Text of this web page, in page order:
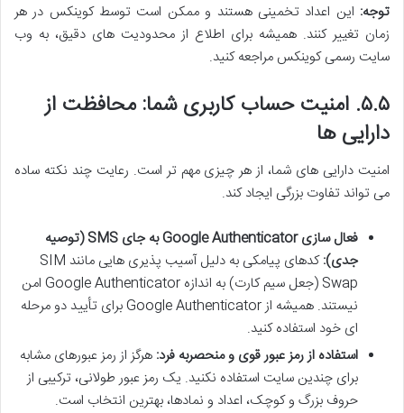
توجه: این اعداد تخمینی هستند و ممکن است توسط کوینکس در هر
زمان تغییر کنند. همیشه برای اطلاع از محدودیت های دقیق، به وب
سایت رسمی کوینکس مراجعه کنید.
۵.۵. امنیت حساب کاربری شما: محافظت از
دارایی ها
امنیت دارایی های شما، از هر چیزی مهم تر است. رعایت چند نکته ساده
می تواند تفاوت بزرگی ایجاد کند.
فعال سازی Google Authenticator به جای SMS (توصیه
جدی):
کدهای پیامکی به دلیل آسیب پذیری هایی مانند SIM
Swap (جعل سیم کارت) به اندازه Google Authenticator امن
نیستند. همیشه از Google Authenticator برای تأیید دو مرحله
ای خود استفاده کنید.
استفاده از رمز عبور قوی و منحصربه فرد: هرگز از رمز عبورهای مشابه
برای چندین سایت استفاده نکنید. یک رمز عبور طولانی، ترکیبی از
حروف بزرگ و کوچک، اعداد و نمادها، بهترین انتخاب است.